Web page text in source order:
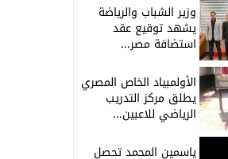
وزير الشباب والرياضة
يشهد توقيع عقد
استضافة مصر...
الأولمبياد الخاص المصري
يطلق مركز التدريب
الرياضي للاعبين...
ياسمين المحمد تحصل